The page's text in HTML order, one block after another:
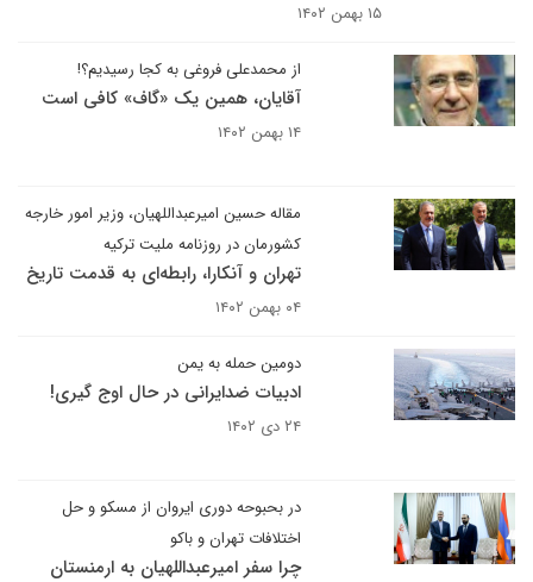
۱۵ بهمن ۱۴۰۲
از محمدعلی فروغی به کجا رسیدیم؟!
آقایان، همین یک «گاف» کافی است
۱۴ بهمن ۱۴۰۲
مقاله حسین امیرعبداللهیان، وزیر امور خارجه
کشورمان در روزنامه ملیت ترکیه
تهران و آنکارا، رابطه‌ای به قدمت تاریخ
۰۴ بهمن ۱۴۰۲
دومین حمله به یمن
ادبیات ضدایرانی در حال اوج گیری!
۲۴ دی ۱۴۰۲
در بحبوحه دوری ایروان از مسکو و حل
اختلافات تهران و باکو
چرا سفر امیرعبداللهیان به ارمنستان